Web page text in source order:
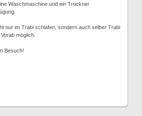
Waschmaschine und ein Trockner
nur im Trabi schlafen, sondern auch selber Trabi
möglich.
Besuch!